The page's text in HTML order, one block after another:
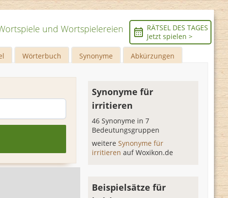
und Wortspielereien
RÄTSEL DES TAGES
Jetzt spielen >
Wörterbuch Synonyme Abkürzungen
Synonyme für
irritieren
46 Synonyme in 7
Bedeutungsgruppen
weitereSynonyme für
irritierenauf Woxikon.de
Beispielsätze für